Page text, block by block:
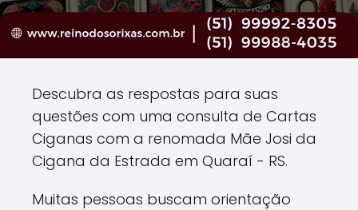
Descubra as respostas para suas
questões com uma consulta de Cartas
Ciganas com a renomada Mãe Josi da
Cigana da Estrada em Quaraí - RS.
Muitas pessoas buscam orientação